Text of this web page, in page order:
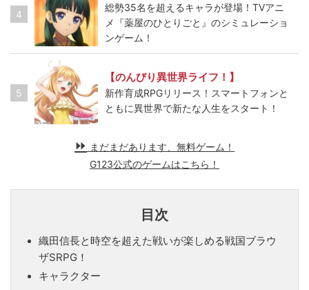
4
総勢35名を超えるキャラが登場！TVアニ
メ『薬屋のひとりごと』のシミュレーショ
ンゲーム！
5
【のんびり異世界ライフ！】
新作育成RPGリリース！スマートフォンと
ともに異世界で新たな人生をスタート！
まだまだあります、無料ゲーム！
G123公式のゲームはこちら！
目次
織田信長と時空を超えた戦いが楽しめる戦国ブラウ
ザSRPG！
キャラクター